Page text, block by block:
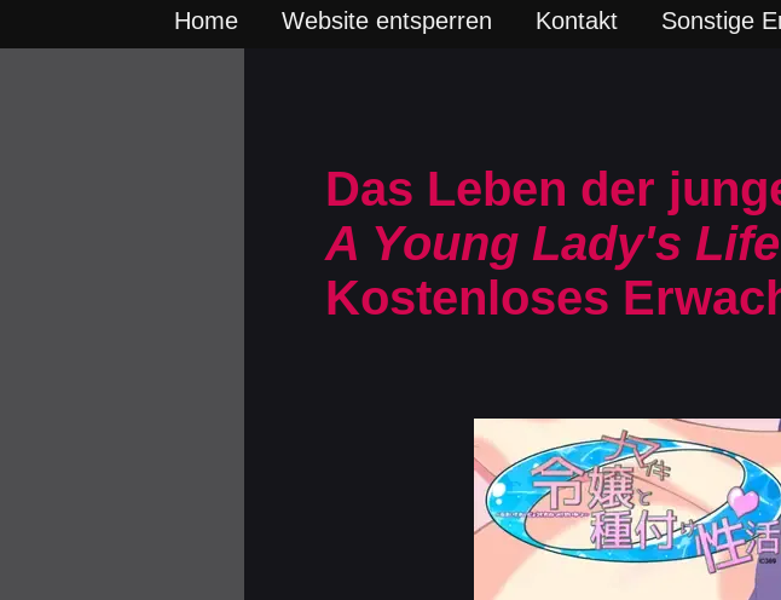
Home Website entsperren Kontakt Sonstige
Das Leben der
A Young Lady's
Kostenloses